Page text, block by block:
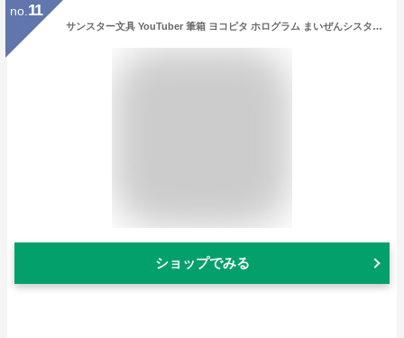
no. 11
サンスター文具 YouTuber 筆箱 ヨコピタ ホログラム まいぜんシスターズ S1313827
ショップでみる